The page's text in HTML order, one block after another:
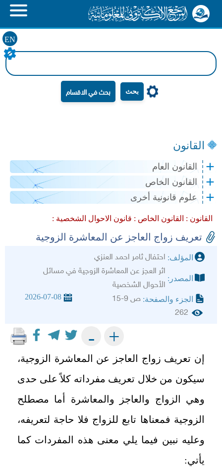
EN
بحث
القانون
القانون العام
القانون الخاص
علوم قانونية أخرى
القانون : القانون الخاص : قانون الاحوال الشخصية :
تعريف زواج العاجز عن المعاشرة الزوجية
المؤلف: احتفال ثامر احمد العنزي
المصدر:
اثر العجز عن المعاشرة الزوجية في مسائل
الأحوال الشخصية
الجزء والصفحة: ص 9-15 2026-07-08
262
+
-
إن تعريف زواج العاجز عن المعاشرة الزوجية،
سيكون من خلال تعريف مفرداته كلاً على حدى
وهي الزواج والعاجز والمعاشرة أما مصطلح
الزوجية فمعناها تابع للزواج فلا حاجة لتعريفه،
وعليه نبين فيما يلي معنى هذه المفردات كما
يأتي: